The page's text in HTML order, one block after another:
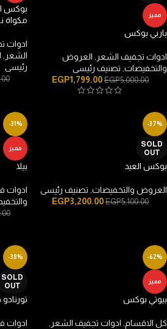
مميز
باربي بوكس
ادوات تجفيف الشعر
العروض
والتخفيضات تصنيف رئيسى
EGP5,000.00
EGP1,799.00
بوكس
مكواة نانو جولد
ادوات
الشعر
رئيسى
-37%
SOLD
OUT
بوكس العيد
العروض والتخفيضات تصنيف رئيسى
EGP5,100.00
EGP3,200.00
-31%
مميز
بيلا
ادوات
-62%
مميز
بيوتي بوكس
كل الاقسام ادوات تجفيف الشعر
-38%
SOLD
OUT
تورنادو
ادوات